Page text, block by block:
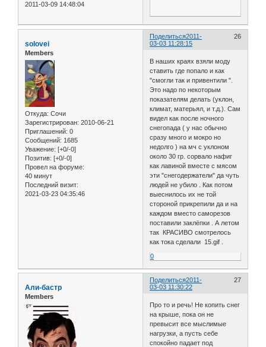
2011-03-09 14:48:04
Поделиться 26
2011-
03-03 11:28:15
solovei
Members
Откуда: Сочи
Зарегистрирован: 2010-06-21
Приглашений: 0
Сообщений: 1685
Уважение: [+0/-0]
Позитив: [+0/-0]
Провел на форуме:
40 минут
Последний визит:
2021-03-23 04:35:46
В наших краях взяли моду
ставить где попало и как
"смогли так и привентили ".
Это надо по некоторым
показателям делать (уклон,
климат, матерьял, и т.д.). Сам
видел как после ночного
снегопада ( у нас обычно
сразу много и мокро но
недолго ) на мч с уклоном
около 30 гр. сорвало нафиг
как лавиной вместе с мясом
эти "снегодержатели" да чуть
людей не убило . Как потом
выеснилось их не той
стороной прикрепили да и на
каждом вместо саморезов
поставили заклёпки . А летом
так КРАСИВО смотрелось
как тока сделали 15.gif .
0
Поделиться 27
2011-
03-03 11:30:22
Али-бастр
Members
Про то и речь! Не копить снег
на крыше, пока он не
превысит все мыслимые
нагрузки, а пусть себе
спокойно падает под